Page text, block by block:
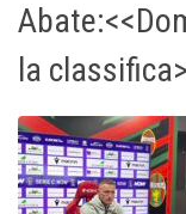
la